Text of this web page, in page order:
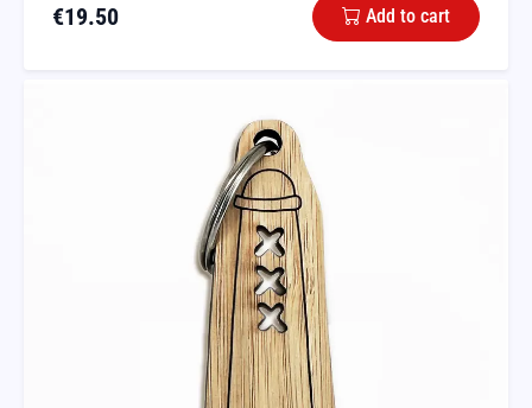
€19.50 Add to cart